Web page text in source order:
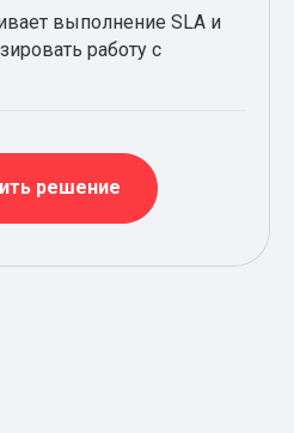
выполнение SLA и
работу с
решение